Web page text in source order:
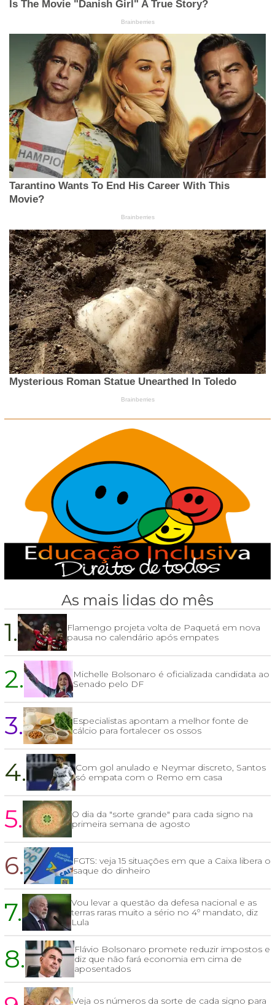
As mais lidas do mês
1.
Flamengo projeta volta de Paquetá em nova
pausa no calendário após empates
2.
Michelle Bolsonaro é oficializada candidata ao
Senado pelo DF
3.
Especialistas apontam a melhor fonte de
cálcio para fortalecer os ossos
4.
Com gol anulado e Neymar discreto, Santos
só empata com o Remo em casa
5.
O dia da "sorte grande" para cada signo na
primeira semana de agosto
6.
FGTS: veja 15 situações em que a Caixa libera o
saque do dinheiro
7.
Vou levar a questão da defesa nacional e as
terras raras muito a sério no 4º mandato, diz
Lula
8.
Flávio Bolsonaro promete reduzir impostos e
diz que não fará economia em cima de
aposentados
Veja os números da sorte de cada signo para